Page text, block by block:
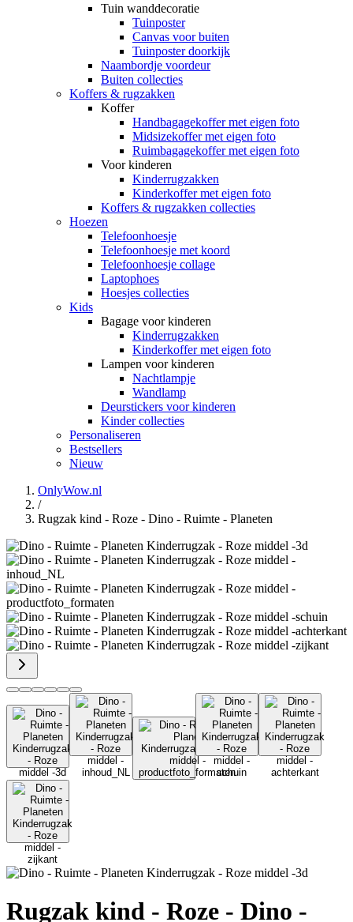
Tuin wanddecoratie
Tuinposter
Canvas voor buiten
Tuinposter doorkijk
Naambordje voordeur
Buiten collecties
Koffers & rugzakken
Koffer
Handbagagekoffer met eigen foto
Midsizekoffer met eigen foto
Ruimbagagekoffer met eigen foto
Voor kinderen
Kinderrugzakken
Kinderkoffer met eigen foto
Koffers & rugzakken collecties
Hoezen
Telefoonhoesje
Telefoonhoesje met koord
Telefoonhoesje collage
Laptophoes
Hoesjes collecties
Kids
Bagage voor kinderen
Kinderrugzakken
Kinderkoffer met eigen foto
Lampen voor kinderen
Nachtlampje
Wandlamp
Deurstickers voor kinderen
Kinder collecties
Personaliseren
Bestsellers
Nieuw
OnlyWow.nl
/
Rugzak kind - Roze - Dino - Ruimte - Planeten
Rugzak kind - Roze - Dino -